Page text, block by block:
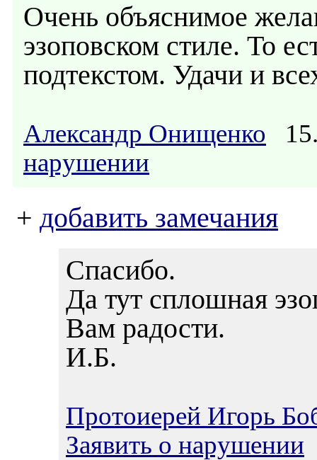
Очень объяснимое
эзоповском стиле. То
подтекстом. Удачи и
Александр Онищенко
нарушении
+ добавить замечания
Спасибо.
Да тут сплошная
Вам радости.
И.Б.
Протоиерей Игорь
Заявить о нарушении